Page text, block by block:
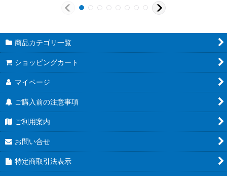
商品カテゴリ一覧
ショッピングカート
マイページ
ご購入前の注意事項
ご利用案内
お問い合せ
特定商取引法表示